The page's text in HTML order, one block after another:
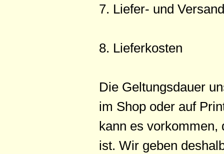
7. Liefer- und
8. Lieferkosten
Die Geltungsdauer
im Shop oder auf
kann es vorkommen,
ist. Wir geben